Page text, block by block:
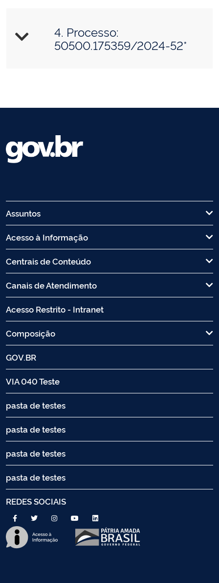
4. Processo:
50500.175359/2024-52*
Assuntos
Acesso à Informação
Centrais de Conteúdo
Canais de Atendimento
Acesso Restrito - Intranet
Composição
GOV.BR
VIA 040 Teste
pasta de testes
pasta de testes
pasta de testes
pasta de testes
REDES SOCIAIS